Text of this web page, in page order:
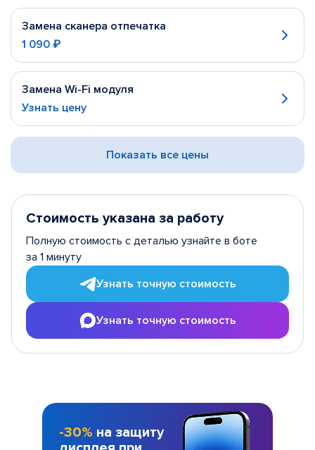
Замена сканера отпечатка
1 090 ₽
Замена Wi-Fi модуля
Узнать цену
Показать все цены
Стоимость указана за работу
Полную стоимость с деталью узнайте в боте
за 1 минуту
Узнать точную стоимость
Узнать точную стоимость
-30% на защиту